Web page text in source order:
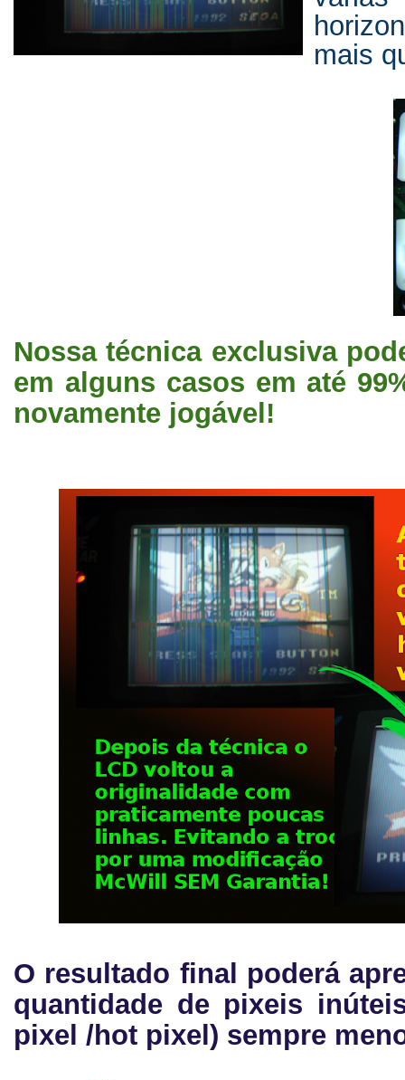
mais
Nossa técnica exclusiva
em alguns casos em até
novamente jogável!
O resultado final poderá
quantidade de pixeis
pixel /hot pixel) sempre